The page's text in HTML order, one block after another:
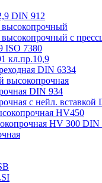
DIN 912
с
ISO 7380
кл.пр.10,9
DIN 6334
высокопрочная
DIN 934
с нейл. вставкой
HV450
HV 300 DIN